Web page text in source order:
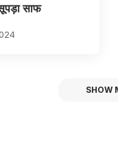
साफ
SHOW